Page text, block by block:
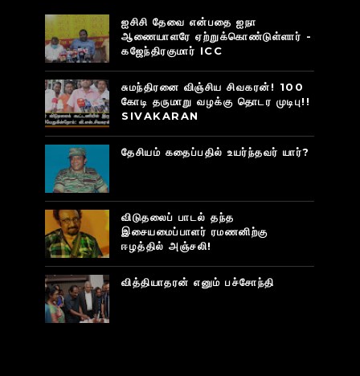
ஐசிசி தேவை என்பதை ஐநா
ஆணையாளரே ஏற்றுக்கொண்டுள்ளார் -
கஜேந்திரகுமார் ICC
சுமந்திரனை விஞ்சிய சிவகரன்! 100
கோடி தருமாறு வழக்கு தொடர முடிபு!!
SIVAKARAN
தேசியம் கதைப்பதில் உயர்ந்தவர் யார்?
விடுதலைப் பாடல் தந்த
இசையமைப்பாளர் ரமணனிற்கு
ஈழத்தில் அஞ்சலி!
வித்தியாதரன் எனும் பச்சோந்தி